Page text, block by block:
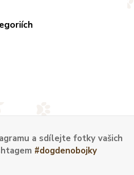
a sdílejte fotky vašich
#dogdenobojky